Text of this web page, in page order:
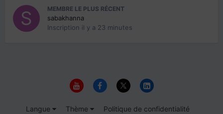
MEMBRE LE PLUS RÉCENT
sabakhanna
Inscription il y a 23 minutes
Langue Thème
Politique de confidentialité